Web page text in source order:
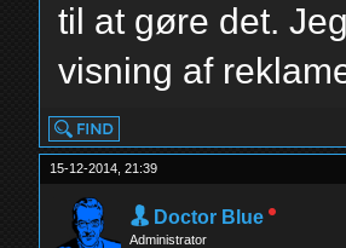
til at gøre det.
visning af
15-12-2014, 21:39
Doctor Blue
Administrator